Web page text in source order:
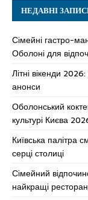
НЕДАВНІ
Сімейні гастро-
Оболоні для
Літні вікенди
анонси
Оболонський
культурі Києва
Київська палітра
серці столиці
Сімейний
найкращі